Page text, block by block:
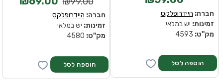
חברה: היידרופלקס
זמינות: יש במלאי
מק''ט:
חברה: היידרופלקס
זמינות: יש במלאי
מק''ט: